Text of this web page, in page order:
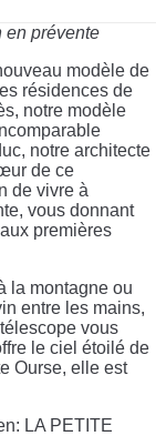
en prévente
modèle de
résidences de
notre modèle
notre architecte
de ce
de vivre à
vous donnant
premières
la montagne ou
entre les mains,
vous
le ciel étoilé de
Ourse, elle est
LA PETITE